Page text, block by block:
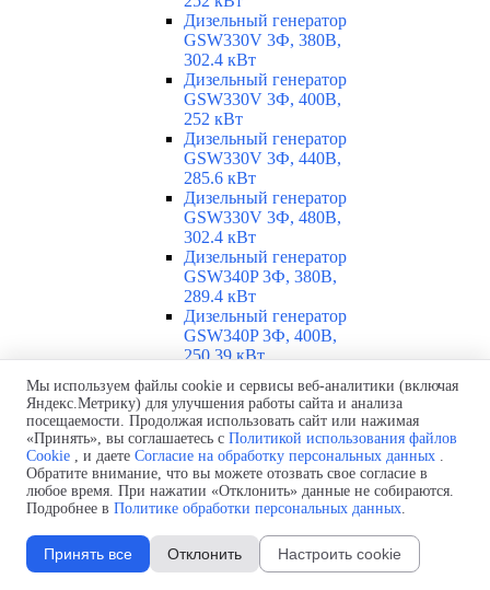
Дизельный генератор
GSW330V 3Ф, 380В,
302.4 кВт
Дизельный генератор
GSW330V 3Ф, 400В,
252 кВт
Дизельный генератор
GSW330V 3Ф, 440В,
285.6 кВт
Дизельный генератор
GSW330V 3Ф, 480В,
302.4 кВт
Дизельный генератор
GSW340P 3Ф, 380В,
289.4 кВт
Дизельный генератор
GSW340P 3Ф, 400В,
250.39 кВт
Дизельный генератор
GSW340P Alt. LS 3Ф,
400В, 251.46 кВт
Дизельный генератор
GSW360V 3Ф, 230В,
260.86 кВт
Дизельный генератор
GSW360V 3Ф, 400В,
260.86 кВт
Дизельный генератор
GSW370I 3Ф, 400В,
Мы используем файлы cookie и сервисы веб-аналитики (включая
Яндекс.Метрику) для улучшения работы сайта и анализа
посещаемости. Продолжая использовать сайт или нажимая
«Принять», вы соглашаетесь с Политикой использования файлов
Cookie , и даете Согласие на обработку персональных данных .
Обратите внимание, что вы можете отозвать свое согласие в
любое время. При нажатии «Отклонить» данные не собираются.
Подробнее в Политике обработки персональных данных.
Принять все Отклонить Настроить cookie